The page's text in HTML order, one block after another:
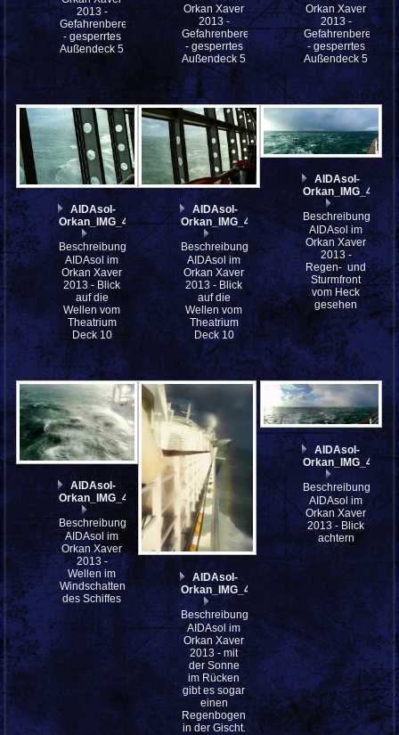
2013 -
Gefahrenbereich
- gesperrtes
Außendeck 5
Orkan Xaver
2013 -
Gefahrenbereich
- gesperrtes
Außendeck 5
Orkan Xaver
2013 -
Gefahrenbereich
- gesperrtes
Außendeck 5
AIDAsol-
Orkan_IMG_4098
Beschreibung:
AIDAsol im
Orkan Xaver
2013 - Blick
auf die
Wellen vom
Theatrium
Deck 10
AIDAsol-
Orkan_IMG_4097
Beschreibung:
AIDAsol im
Orkan Xaver
2013 - Blick
auf die
Wellen vom
Theatrium
Deck 10
AIDAsol-
Beschreibung:
AIDAsol im
Orkan Xaver
2013 -
Regen- und
Sturmfront
vom Heck
gesehen
AIDAsol-
Orkan_IMG_4048
Beschreibung:
AIDAsol im
Orkan Xaver
2013 -
Wellen im
Windschatten
des Schiffes
AIDAsol-
Orkan_IMG_4044
Beschreibung:
AIDAsol im
Orkan Xaver
2013 - mit
der Sonne
im Rücken
gibt es sogar
einen
Regenbogen
in der Gischt.
AIDAsol-
Beschreibung:
AIDAsol im
Orkan Xaver
2013 - Blick
achtern